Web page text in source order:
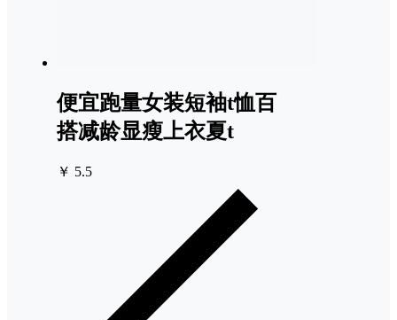
便宜跑量女装短袖t恤百
搭减龄显瘦上衣夏t
￥ 5.5